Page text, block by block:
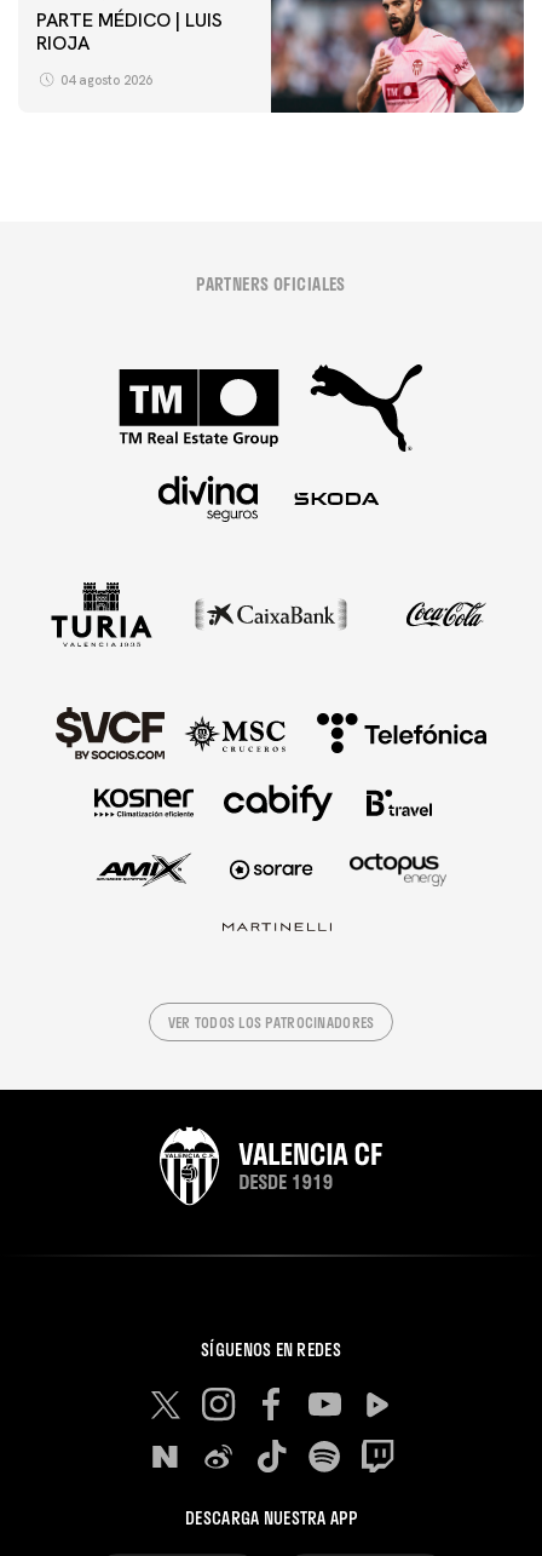
PARTE MÉDICO | LUIS
RIOJA
04 agosto 2026
PARTNERS OFICIALES
VER TODOS LOS PATROCINADORES
SÍGUENOS EN REDES
DESCARGA NUESTRA APP